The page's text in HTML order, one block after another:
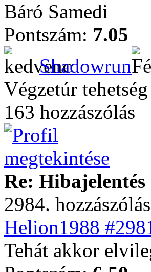
Báró Samedi
Pontszám: 7.05
Shadowrun
Végzetúr tehetség
163 hozzászólás
Re:
2984.
Helion1988
Tehát akkor